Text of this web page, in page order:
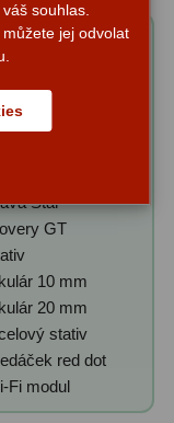
balení
Sky-
102/500
Star
GT
10 mm
20 mm
stativ
red dot
Fi modul
souhlas.
jej odvolat